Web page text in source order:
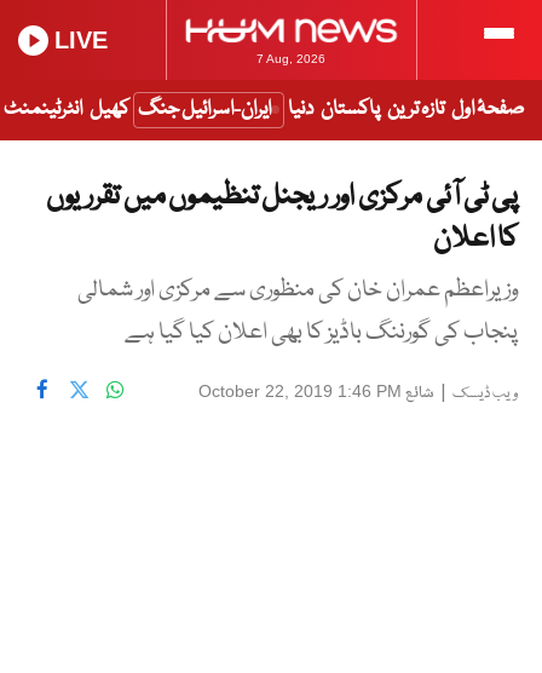
7 Aug, 2026
LIVE
صفحۂ اول تازہ ترین پاکستان دنیا ایران-اسرائیل جنگ کھیل انٹرٹینمنٹ
پی ٹی آئی مرکزی اور ریجنل تنظیموں میں تقرریوں
کا اعلان
وزیراعظم عمران خان کی منظوری سے مرکزی اور شمالی
پنجاب کی گورننگ باڈیز کا بھی اعلان کیا گیا ہے
ویب ڈیسک | شائع October 22, 2019 1:46 PM